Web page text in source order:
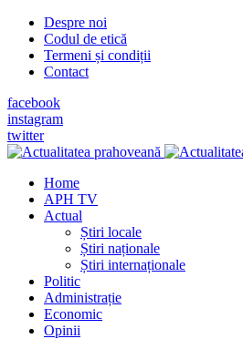
Despre noi
Codul de etică
Termeni și condiții
Contact
facebook
instagram
twitter
Home
APH TV
Actual
Știri locale
Știri naționale
Știri internaționale
Politic
Administrație
Economic
Opinii